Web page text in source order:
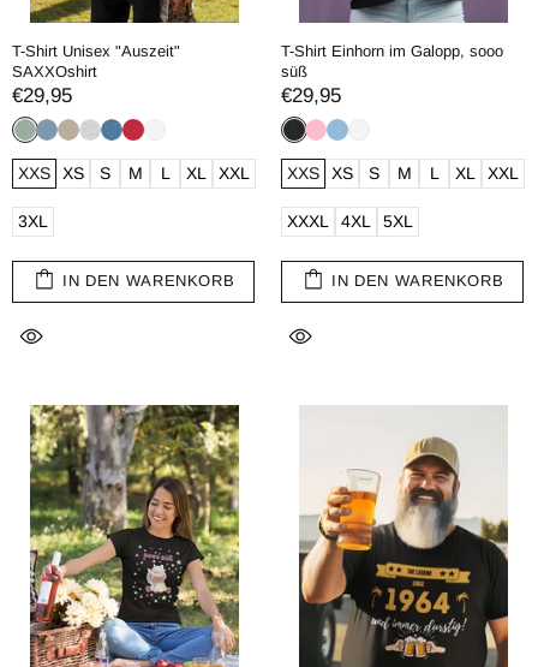
T-Shirt Unisex "Auszeit"
SAXXOshirt
€29,95
XXS XS S M L XL XXL
3XL
IN DEN WARENKORB
T-Shirt Einhorn im Galopp, sooo
süß
€29,95
XXS XS S M L XL XXL
XXXL 4XL 5XL
IN DEN WARENKORB